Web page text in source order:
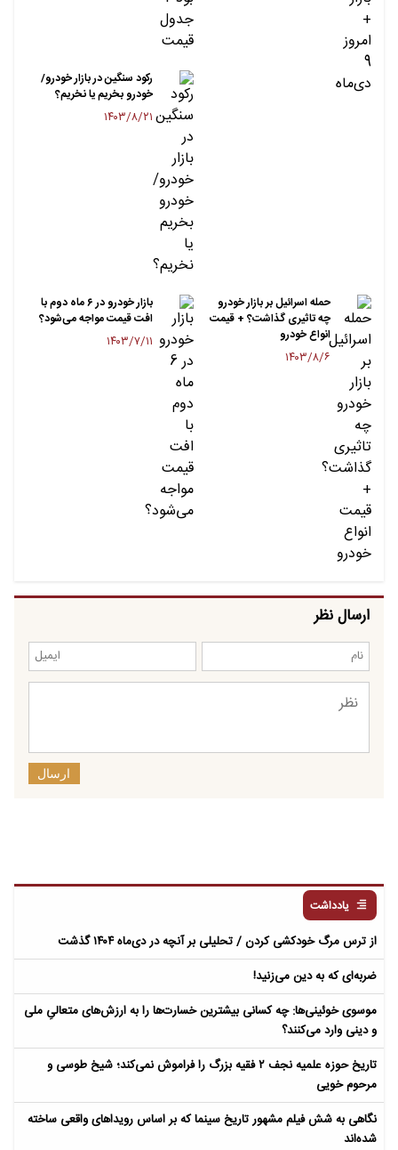
رکود سنگین در بازار خودرو/
خودرو بخریم یا نخریم؟
۱۴۰۳/۸/۲۱
حمله اسرائیل بر بازار خودرو
چه تاثیری گذاشت؟ + قیمت
انواع خودرو
۱۴۰۳/۸/۶
بازار خودرو در ۶ ماه دوم با
افت قیمت مواجه می‌شود؟
۱۴۰۳/۷/۱۱
ارسال نظر
ارسال
یادداشت
از ترس مرگ خودکشی کردن / تحلیلی بر آنچه در دی‌ماه ۱۴۰۴ گذشت
ضربه‌ای که به دین می‌زنید!
موسوی خوئینی‌ها: چه کسانی بیشترین خسارت‌ها را به ارزش‌های متعالیِ ملی
و دینی وارد می‌کنند؟
تاریخ حوزه علمیه نجف ۲ فقیه بزرگ را فراموش نمی‌کند؛ شیخ طوسی و
مرحوم خویی
نگاهی به شش فیلم مشهور تاریخ سینما که بر اساس رویداهای واقعی ساخته
شده‌اند